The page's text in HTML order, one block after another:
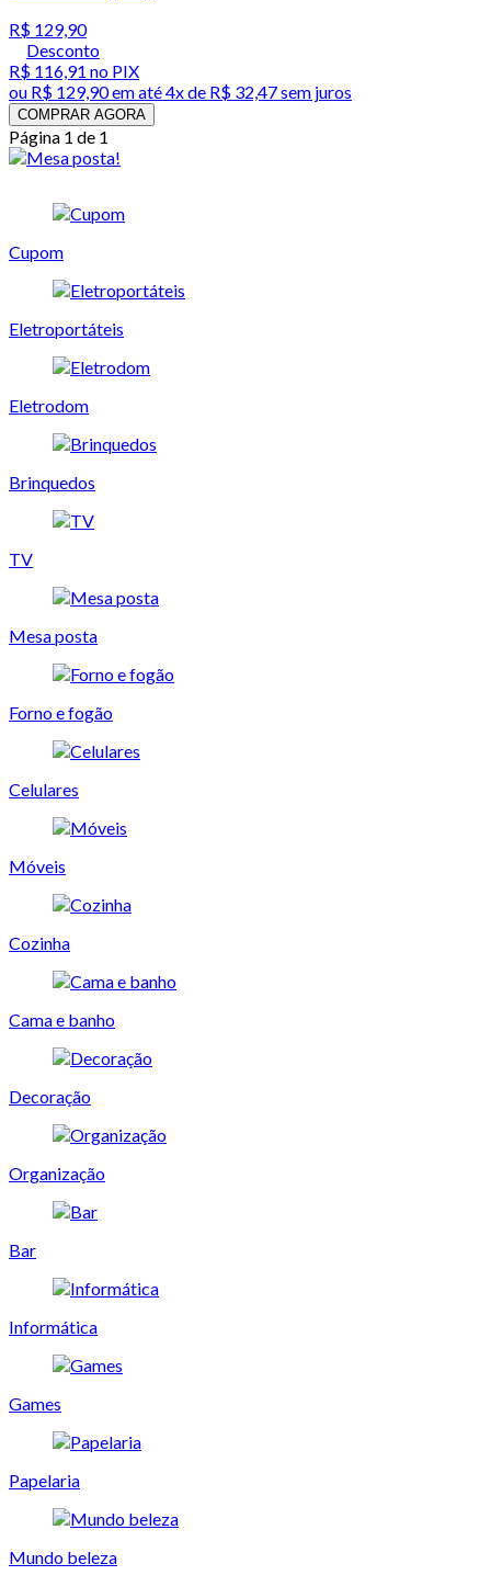
R$ 129,90
Desconto
R$ 116,91 no PIX
ou R$ 129,90em até4x de R$ 32,47 sem juros
COMPRAR AGORA
Página 1 de 1
Cupom
Eletroportáteis
Eletrodom
Brinquedos
TV
Mesa posta
Forno e fogão
Celulares
Móveis
Cozinha
Cama e banho
Decoração
Organização
Bar
Informática
Games
Papelaria
Mundo beleza